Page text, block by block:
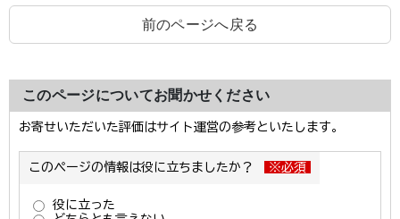
前のページへ戻る
このページについてお聞かせください